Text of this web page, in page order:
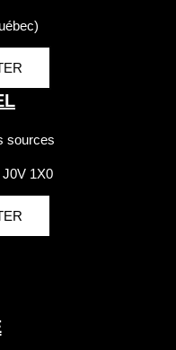
sources
1X0